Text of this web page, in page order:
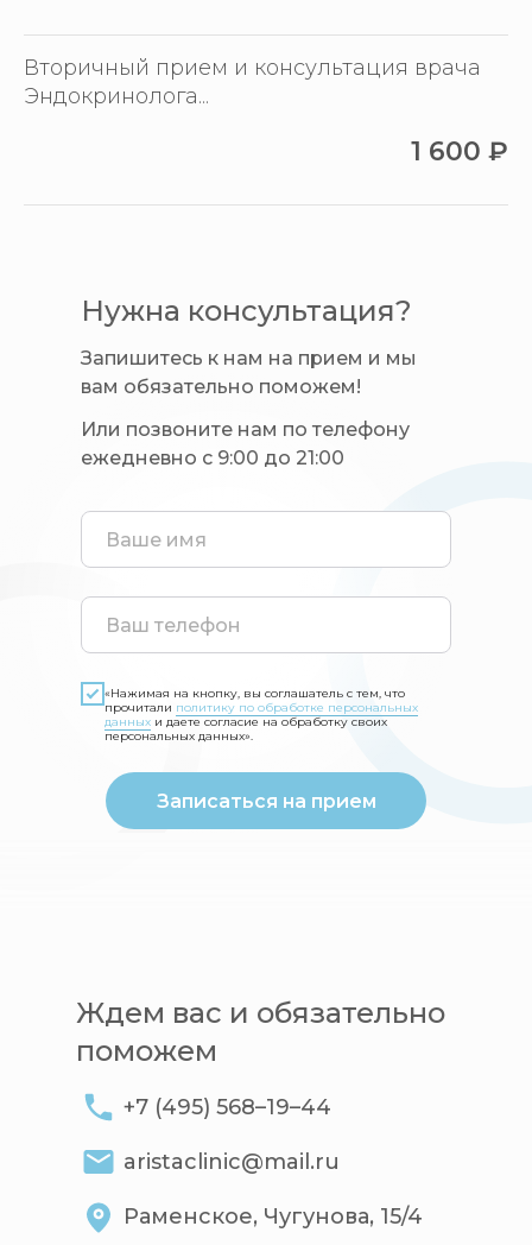
Вторичный прием и консультация врача
Эндокринолога...
1 600 ₽
Нужна консультация?
Запишитесь к нам на прием и мы
вам обязательно поможем!
«Нажимая на кнопку, вы соглашатель с тем, что
прочитали политику по обработке персональных
данных и даете согласие на обработку своих
персональных данных».
Записаться на прием
Или позвоните нам по телефону
ежедневно с 9:00 до 21:00
Ждем вас и обязательно
поможем
+7 (495) 568–19–44
aristaclinic@mail.ru
Раменское, Чугунова, 15/4